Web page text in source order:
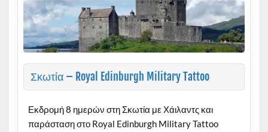
Σκωτία – Royal Edinburgh Military Tattoo
Εκδρομή 8 ημερών στη Σκωτία με Χάιλαντς και
παράσταση στο Royal Edinburgh Military Tattoo